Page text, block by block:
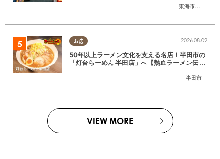
東海市大府市
お店
半田市
2026.08.02
50年以上ラーメン文化を支える名店！半田市の
「灯台らーめん 半田店」へ【熱血ラーメン伝 8
VIEW MORE